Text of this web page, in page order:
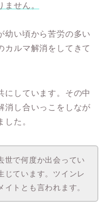
ません。
幼い頃から苦労の多い
カルマ解消をしてきて
にしています。その中
消し合いっこをしなが
た。
世で何度か出会ってい
じています。ツインレ
イトとも言われます。